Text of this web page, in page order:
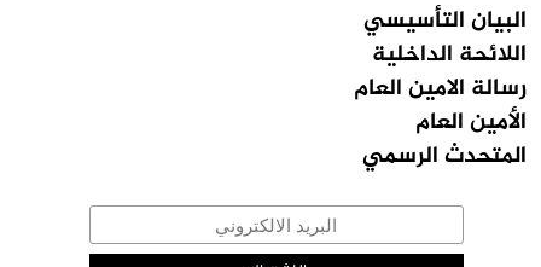
البيان التأسيسي
اللائحة الداخلية
رسالة الامين العام
الأمين العام
المتحدث الرسمي